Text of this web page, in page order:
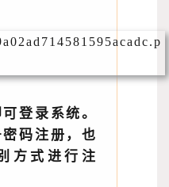
登录系统。
码注册，也
方式进行注